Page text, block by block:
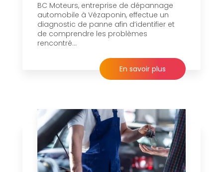
BC Moteurs, entreprise de dépannage
automobile à Vézaponin, effectue un
diagnostic de panne afin d’identifier et
de comprendre les problèmes
rencontré...
En savoir plus